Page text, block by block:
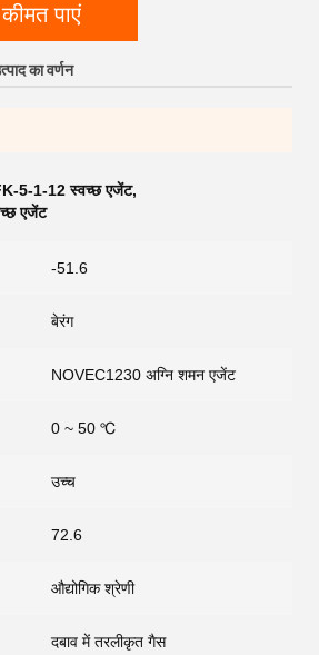
पाएं
का वर्णन
5-1-12 स्वच्छ एजेंट,
एजेंट
-51.6
बेरंग
NOVEC1230 अग्नि शमन एजेंट
0 ~ 50 ℃
उच्च
72.6
औद्योगिक श्रेणी
दबाव में तरलीकृत गैस